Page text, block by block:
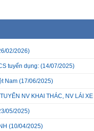
02/2026)
tuyển dụng: (14/07/2025)
Nam (17/06/2025)
NV KHAI THÁC, NV LÁI
05/2025)
(10/04/2025)